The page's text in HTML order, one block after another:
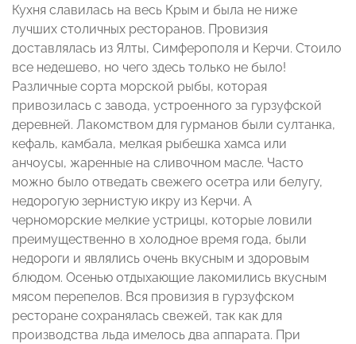
Кухня славилась на весь Крым и была не ниже
лучших столичных ресторанов. Провизия
доставлялась из Ялты, Симферополя и Керчи. Стоило
все недешево, но чего здесь только не было!
Различные сорта морской рыбы, которая
привозилась с завода, устроенного за гурзуфской
деревней. Лакомством для гурманов были султанка,
кефаль, камбала, мелкая рыбешка хамса или
анчоусы, жаренные на сливочном масле. Часто
можно было отведать свежего осетра или белугу,
недорогую зернистую икру из Керчи. А
черноморские мелкие устрицы, которые ловили
преимущественно в холодное время года, были
недороги и являлись очень вкусным и здоровым
блюдом. Осенью отдыхающие лакомились вкусным
мясом перепелов. Вся провизия в гурзуфском
ресторане сохранялась свежей, так как для
производства льда имелось два аппарата. При